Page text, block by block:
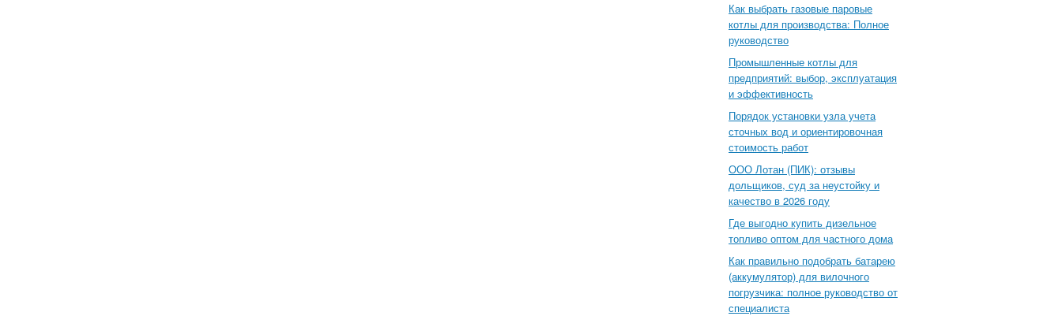
Как выбрать газовые паровые
котлы для производства: Полное
руководство
Промышленные котлы для
предприятий: выбор, эксплуатация
и эффективность
Порядок установки узла учета
сточных вод и ориентировочная
стоимость работ
ООО Лотан (ПИК): отзывы
дольщиков, суд за неустойку и
качество в 2026 году
Где выгодно купить дизельное
топливо оптом для частного дома
Как правильно подобрать батарею
(аккумулятор) для вилочного
погрузчика: полное руководство от
специалиста